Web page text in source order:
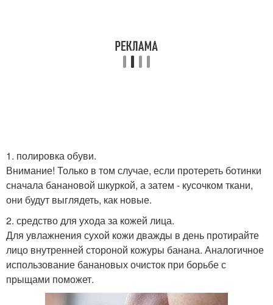
1. полировка обуви.
Внимание! Только в том случае, если протереть ботинки
сначала банановой шкуркой, а затем - кусочком ткани,
они будут выглядеть, как новые.
2. средство для ухода за кожей лица.
Для увлажнения сухой кожи дважды в день протирайте
лицо внутренней стороной кожуры банана. Аналогичное
использование банановых очисток при борьбе с
прыщами поможет.